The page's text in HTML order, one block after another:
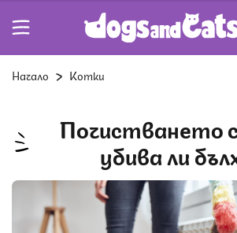
Начало Котки
Почистването с пара
убива ли